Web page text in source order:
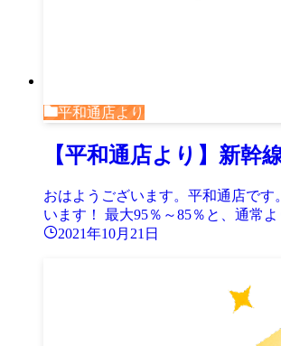
平和通店より
【平和通店より】新幹
おはようございます。平和通店で
います！ 最大95％～85％と、通常
2021年10月21日